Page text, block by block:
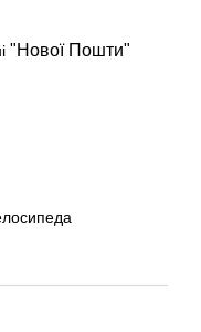
"Нової Пошти"